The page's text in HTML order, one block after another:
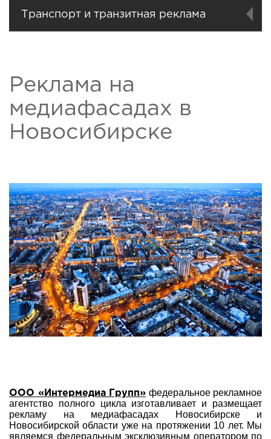
Транспорт и транзитная реклама
Реклама на
медиафасадах в
Новосибирске
ООО «Интермедиа Групп» федеральное рекламное
агентство полного цикла изготавливает и размещает
рекламу на медиафасадах Новосибирске и
Новосибирской области уже на протяжении 10 лет. Мы
являемся федеральным эксклюзивным оператором по